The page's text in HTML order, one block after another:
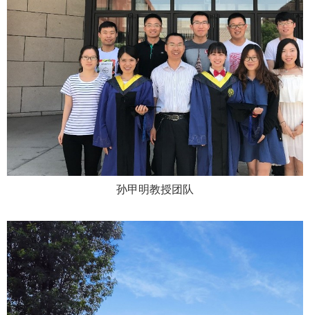
孙甲明教授团队